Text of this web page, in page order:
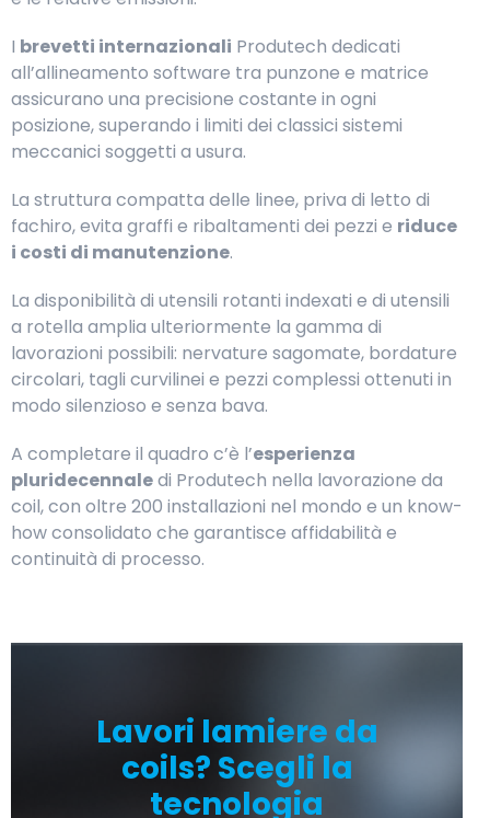
I brevetti internazionali Produtech dedicati
all’allineamento software tra punzone e matrice
assicurano una precisione costante in ogni
posizione, superando i limiti dei classici sistemi
meccanici soggetti a usura.
La struttura compatta delle linee, priva di letto di
fachiro, evita graffi e ribaltamenti dei pezzi e riduce
i costi di manutenzione.
La disponibilità di utensili rotanti indexati e di utensili
a rotella amplia ulteriormente la gamma di
lavorazioni possibili: nervature sagomate, bordature
circolari, tagli curvilinei e pezzi complessi ottenuti in
modo silenzioso e senza bava.
A completare il quadro c’è l’esperienza
pluridecennaledi Produtech nella lavorazione da
coil, con oltre 200 installazioni nel mondo e un know-
how consolidato che garantisce affidabilità e
continuità di processo.
Lavori lamiere da
coils? Scegli la
tecnologia